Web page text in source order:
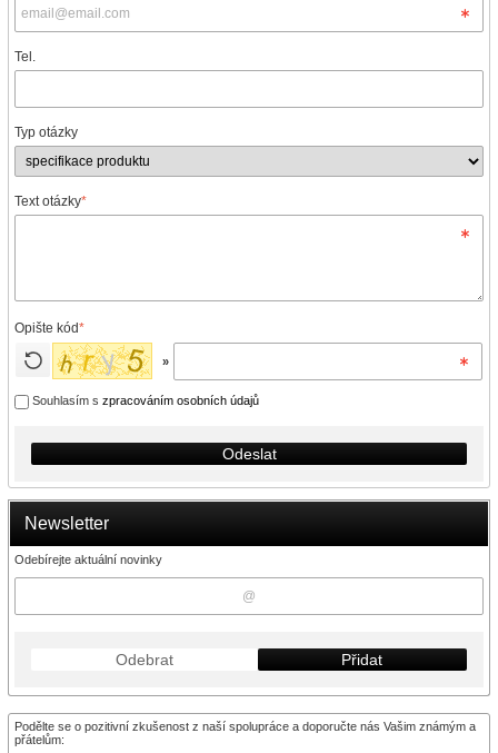
Newsletter
Odebírejte aktuální novinky
Odebrat Přidat
Podělte se o pozitivní zkušenost z naší spolupráce a doporučte nás Vašim známým a
přátelům:
Tel.
Typ otázky
Text otázky*
Opište kód*
»
Souhlasím s zpracováním osobních údajů
Odeslat